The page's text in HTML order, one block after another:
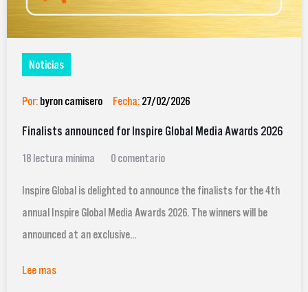
Noticias
Por: byron camisero Fecha: 27/02/2026
Finalists announced for Inspire Global Media Awards 2026
18 lectura mínima 0 comentario
Inspire Global is delighted to announce the finalists for the 4th
annual Inspire Global Media Awards 2026. The winners will be
announced at an exclusive...
Lee mas